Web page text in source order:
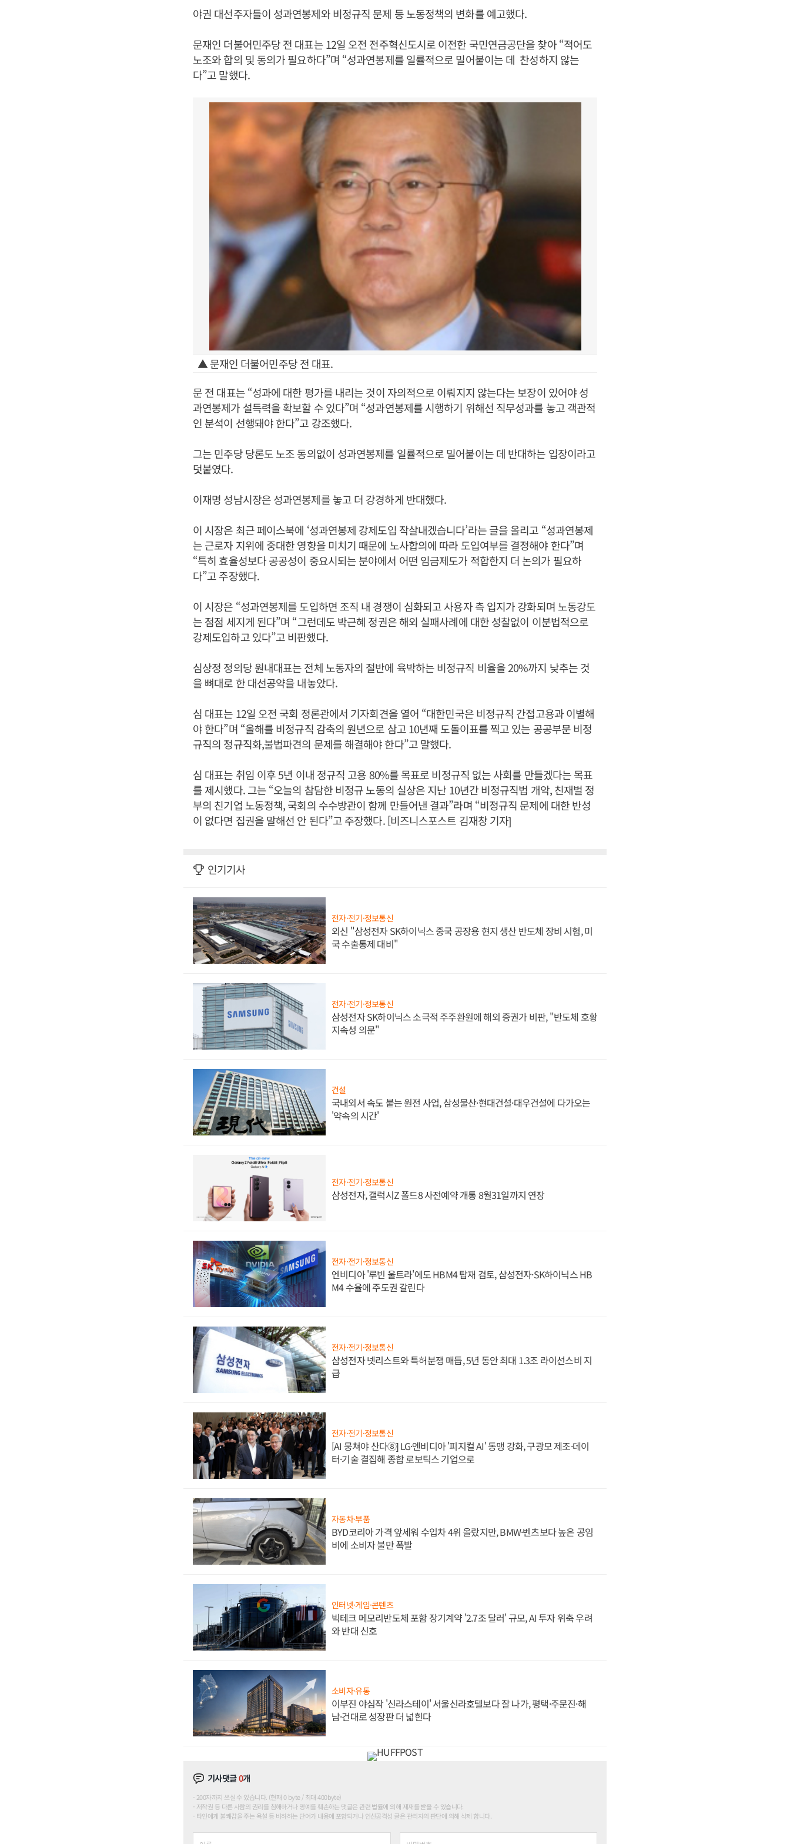
야권 대선주자들이 성과연봉제와 비정규직 문제 등 노동정책의 변화를 예고했다.
문재인 더불어민주당 전 대표는 12일 오전 전주혁신도시로 이전한 국민연금공단을 찾아 “적어도
노조와 합의 및 동의가 필요하다”며 “성과연봉제를 일률적으로 밀어붙이는 데 찬성하지 않는
다”고 말했다.
▲ 문재인 더불어민주당 전 대표.
문 전 대표는 “성과에 대한 평가를 내리는 것이 자의적으로 이뤄지지 않는다는 보장이 있어야 성
과연봉제가 설득력을 확보할 수 있다”며 “성과연봉제를 시행하기 위해선 직무성과를 놓고 객관적
인 분석이 선행돼야 한다”고 강조했다.
그는 민주당 당론도 노조 동의없이 성과연봉제를 일률적으로 밀어붙이는 데 반대하는 입장이라고
덧붙였다.
이재명 성남시장은 성과연봉제를 놓고 더 강경하게 반대했다.
이 시장은 최근 페이스북에 ‘성과연봉제 강제도입 작살내겠습니다’라는 글을 올리고 “성과연봉제
는 근로자 지위에 중대한 영향을 미치기 때문에 노사합의에 따라 도입여부를 결정해야 한다”며
“특히 효율성보다 공공성이 중요시되는 분야에서 어떤 임금제도가 적합한지 더 논의가 필요하
다”고 주장했다.
이 시장은 “성과연봉제를 도입하면 조직 내 경쟁이 심화되고 사용자 측 입지가 강화되며 노동강도
는 점점 세지게 된다”며 “그런데도 박근혜 정권은 해외 실패사례에 대한 성찰없이 이분법적으로
강제도입하고 있다”고 비판했다.
심상정 정의당 원내대표는 전체 노동자의 절반에 육박하는 비정규직 비율을 20%까지 낮추는 것
을 뼈대로 한 대선공약을 내놓았다.
심 대표는 12일 오전 국회 정론관에서 기자회견을 열어 “대한민국은 비정규직 간접고용과 이별해
야 한다”며 “올해를 비정규직 감축의 원년으로 삼고 10년째 도돌이표를 찍고 있는 공공부문 비정
규직의 정규직화,불법파견의 문제를 해결해야 한다”고 말했다.
심 대표는 취임 이후 5년 이내 정규직 고용 80%를 목표로 비정규직 없는 사회를 만들겠다는 목표
를 제시했다. 그는 “오늘의 참담한 비정규 노동의 실상은 지난 10년간 비정규직법 개악, 친재벌 정
부의 친기업 노동정책, 국회의 수수방관이 함께 만들어낸 결과”라며 “비정규직 문제에 대한 반성
이 없다면 집권을 말해선 안 된다”고 주장했다. [비즈니스포스트 김재창 기자]
인기기사
전자·전기·정보통신
외신 "삼성전자 SK하이닉스 중국 공장용 현지 생산 반도체 장비 시험, 미
국 수출통제 대비"
전자·전기·정보통신
삼성전자 SK하이닉스 소극적 주주환원에 해외 증권가 비판, "반도체 호황
지속성 의문"
건설
국내외서 속도 붙는 원전 사업, 삼성물산·현대건설·대우건설에 다가오는
'약속의 시간'
전자·전기·정보통신
삼성전자, 갤럭시Z 폴드8 사전예약 개통 8월31일까지 연장
전자·전기·정보통신
엔비디아 '루빈 울트라'에도 HBM4 탑재 검토, 삼성전자·SK하이닉스 HB
M4 수율에 주도권 갈린다
전자·전기·정보통신
삼성전자 넷리스트와 특허분쟁 매듭, 5년 동안 최대 1.3조 라이선스비 지
급
전자·전기·정보통신
[AI 뭉쳐야 산다⑧] LG·엔비디아 '피지컬 AI' 동맹 강화, 구광모 제조·데이
터·기술 결집해 종합 로보틱스 기업으로
자동차·부품
BYD코리아 가격 앞세워 수입차 4위 올랐지만, BMW·벤츠보다 높은 공임
비에 소비자 불만 폭발
인터넷·게임·콘텐츠
빅테크 메모리반도체 포함 장기계약 '2.7조 달러' 규모, AI 투자 위축 우려
와 반대 신호
소비자·유통
이부진 야심작 '신라스테이' 서울신라호텔보다 잘 나가, 평택·주문진·해
남·건대로 성장판 더 넓힌다
기사댓글0개
200자까지 쓰실 수 있습니다. (현재 0 byte / 최대 400byte)
저작권 등 다른 사람의 권리를 침해하거나 명예를 훼손하는 댓글은 관련 법률에 의해 제재를 받을 수 있습니다.
타인에게 불쾌감을 주는 욕설 등 비하하는 단어가 내용에 포함되거나 인신공격성 글은 관리자의 판단에 의해 삭제 합니다.